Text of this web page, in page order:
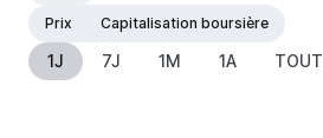
Prix
Capitalisation boursière
1J 7J 1M 1A TOUT